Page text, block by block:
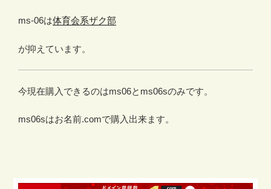
ms-06は体育会系ザク部
が抑えています。
今現在購入できるのはms06とms06sのみです。
ms06sはお名前.comで購入出来ます。